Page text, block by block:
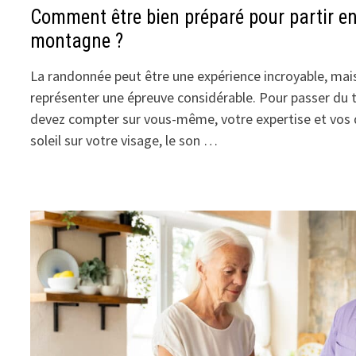
Comment être bien préparé pour partir
montagne ?
La randonnée peut être une expérience incroyable,
représenter une épreuve considérable. Pour passer
devez compter sur vous-même, votre expertise et vos
soleil sur votre visage, le son …